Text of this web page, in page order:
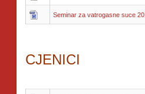
Seminar za vatrogasne suce
CJENICI